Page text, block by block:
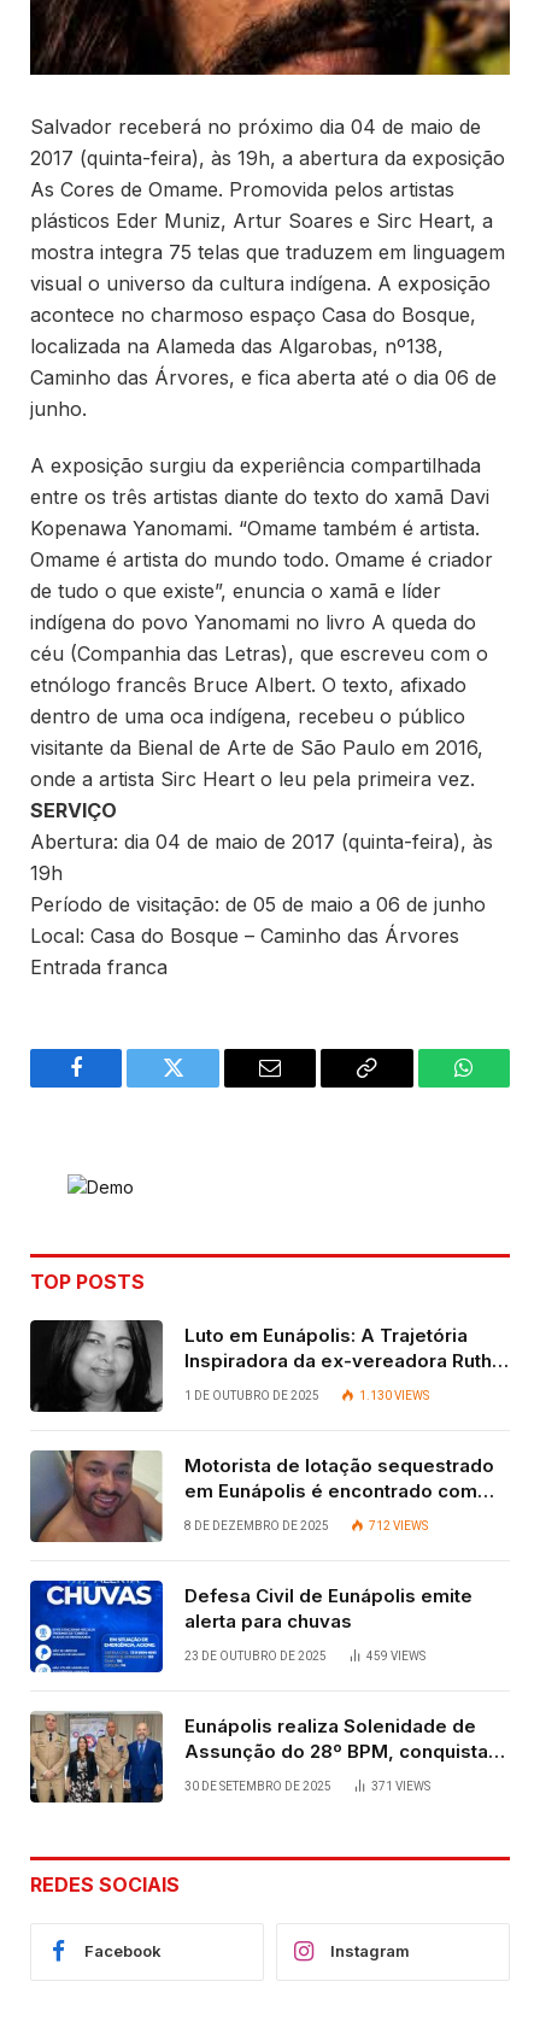
Salvador receberá no próximo dia 04 de maio de
2017 (quinta-feira), às 19h, a abertura da exposição
As Cores de Omame. Promovida pelos artistas
plásticos Eder Muniz, Artur Soares e Sirc Heart, a
mostra integra 75 telas que traduzem em linguagem
visual o universo da cultura indígena. A exposição
acontece no charmoso espaço Casa do Bosque,
localizada na Alameda das Algarobas, nº138,
Caminho das Árvores, e fica aberta até o dia 06 de
junho.
A exposição surgiu da experiência compartilhada
entre os três artistas diante do texto do xamã Davi
Kopenawa Yanomami. “Omame também é artista.
Omame é artista do mundo todo. Omame é criador
de tudo o que existe”, enuncia o xamã e líder
indígena do povo Yanomami no livro A queda do
céu (Companhia das Letras), que escreveu com o
etnólogo francês Bruce Albert. O texto, afixado
dentro de uma oca indígena, recebeu o público
visitante da Bienal de Arte de São Paulo em 2016,
onde a artista Sirc Heart o leu pela primeira vez.
SERVIÇO
Abertura: dia 04 de maio de 2017 (quinta-feira), às
19h
Período de visitação: de 05 de maio a 06 de junho
Local: Casa do Bosque – Caminho das Árvores
Entrada franca
Facebook Twitter Email
Copy
TOP POSTS
Luto em Eunápolis: A Trajetória
Inspiradora da ex-vereadora Ruth
Contadora
1 DE OUTUBRO DE 2025 1.130VIEWS
Motorista de lotação sequestrado
em Eunápolis é encontrado com
vida após quatro dias.
8 DE DEZEMBRO DE 2025 712 VIEWS
Defesa Civil de Eunápolis emite
alerta para chuvas
23 DE OUTUBRO DE 2025 459 VIEWS
Eunápolis realiza Solenidade de
Assunção do 28º BPM, conquista
viabilizada por articulação política
30 DE SETEMBRO DE 2025 371 VIEWS
REDES SOCIAIS
Facebook Instagram